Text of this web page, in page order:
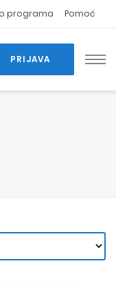
programa Pomoć
PRIJAVA